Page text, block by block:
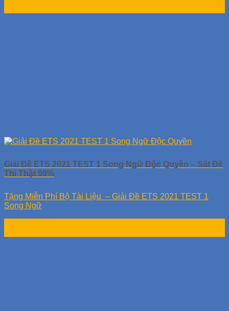
Giải Đề ETS 2021 TEST 1 Song Ngữ Độc Quyền – Sát Đề
Thi Thật 99%
Tặng Miễn Phí Bộ Tài Liệu – Giải Đề ETS 2021 TEST 1
Song Ngữ